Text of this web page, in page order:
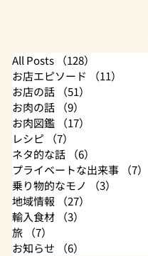
All Posts （128）
お店エピソード
（11）
お店の話
（51）
お肉の話
（9）
お肉図鑑
（17）
レシピ
（7）
ネタ的な話
（6）
プライベートな出来事
（7）
乗り物的なモノ
（3）
地域情報
（27）
輸入食材
（3）
旅
（7）
お知らせ
（6）